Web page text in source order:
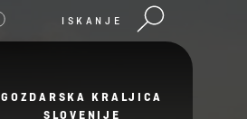
ISKANJE
GOZDARSKA KRALJICA
SLOVENIJE